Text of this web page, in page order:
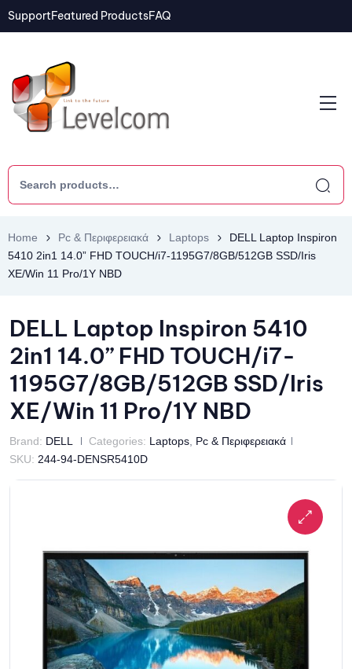
SupportFeatured ProductsFAQ
Home Pc & Περιφερειακά Laptops
DELL Laptop Inspiron
5410 2in1 14.0” FHD TOUCH/i7-1195G7/8GB/512GB SSD/Iris
XE/Win 11 Pro/1Y NBD
DELL Laptop Inspiron 5410
2in1 14.0” FHD TOUCH/i7-
1195G7/8GB/512GB SSD/Iris
XE/Win 11 Pro/1Y NBD
Brand: DELL Categories: Laptops Pc & Περιφερειακά
SKU: 244-94-DENSR5410D